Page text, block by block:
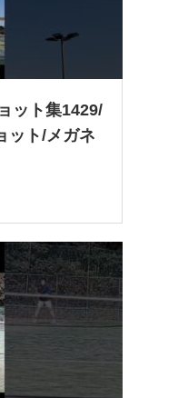
ット集1429/
ット/メガネ